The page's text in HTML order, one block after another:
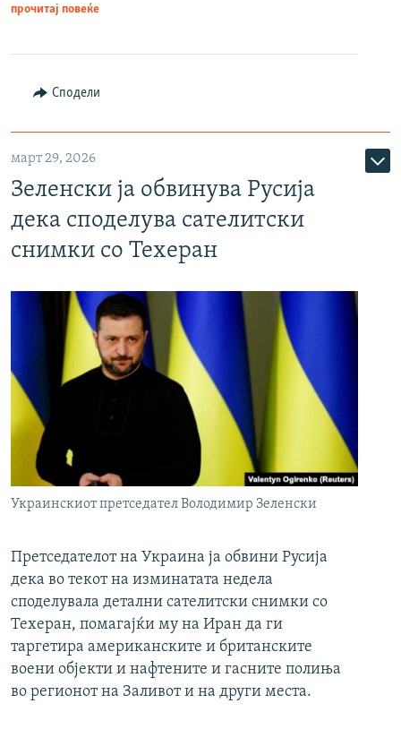
прочитај повеќе
Сподели
март 29, 2026
Зеленски ја обвинува Русија
дека споделува сателитски
снимки со Техеран
Украинскиот претседател Володимир Зеленски
Претседателот на Украина ја обвини Русија
дека во текот на изминатата недела
споделувала детални сателитски снимки со
Техеран, помагајќи му на Иран да ги
таргетира американските и британските
воени објекти и нафтените и гасните полиња
во регионот на Заливот и на други места.